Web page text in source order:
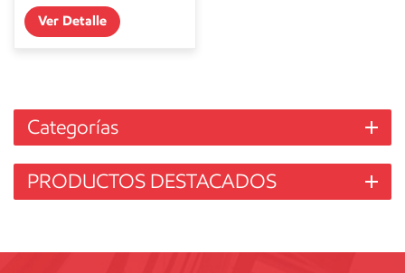
Ver Detalle
Categorías
PRODUCTOS DESTACADOS